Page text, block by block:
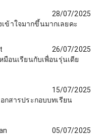
28/07/2025
ข้าใจมากขึ้นมากเลยคะ
26/07/2025
มือนเรียนกับเพื่อนรุ่นเดีย
15/07/2025
กสารประกอบบทเรียน
05/07/2025